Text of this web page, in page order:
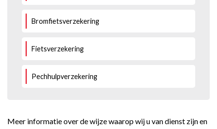
Bromfietsverzekering
Fietsverzekering
Pechhulpverzekering
Meer informatie over de wijze waarop wij u van dienst zijn en